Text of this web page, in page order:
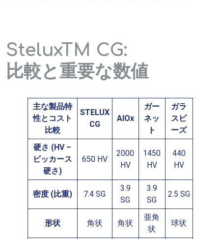
SteluxTM CG:
比較と重要な数値
主な製品特
性とコスト
比較
STELUX
CG
AlOx
ガー
ネッ
ト
ガラ
スビ
ーズ
硬さ (HV –
ビッカース
硬さ)
650 HV
2000
HV
1450
HV
440
HV
密度 (比重) 7.4 SG
3.9
SG
3.9
SG
2.5 SG
形状 角状 角状
亜角
状
球状